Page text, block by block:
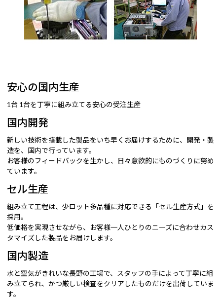
安心の国内生産
1台 1台を丁寧に組み立てる安心の受注生産
国内開発
新しい技術を搭載した製品をいち早くお届けするために、開発・製
造を、国内で行っています。
お客様のフィードバックを生かし、日々意欲的にものづくりに努め
ています。
セル生産
組み立て工程は、少ロット多品種に対応できる「セル生産方式」を
採用。
低価格を実現させながら、お客様一人ひとりのニーズに合わせカス
タマイズした製品をお届けします。
国内製造
水と空気がきれいな長野の工場で、スタッフの手によって丁寧に組
み立てられ、かつ厳しい検査をクリアしたものだけを出荷していま
す。